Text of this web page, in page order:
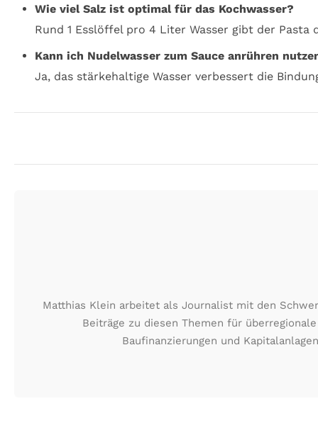
Wie viel Salz ist optimal für das Kochwasser?
Rund 1 Esslöffel pro 4 Liter Wasser gibt der
Kann ich Nudelwasser zum Sauce anrühren
Ja, das stärkehaltige Wasser verbessert die
Matthias Klein arbeitet als Journalist mit den
Beiträge zu diesen Themen für
Baufinanzierungen und